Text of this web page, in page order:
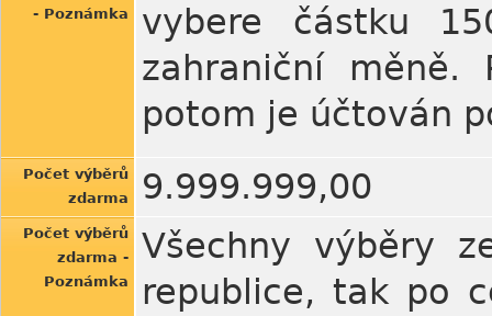
- Poznámka
vybere částku
zahraniční měně.
potom je účtován
Počet výběrů
zdarma
9.999.999,00
Počet výběrů
zdarma -
Poznámka
Všechny výběry
republice, tak po